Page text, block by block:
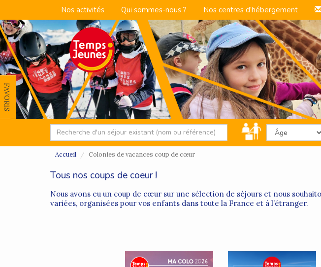
Nos activités Qui sommes-nous ? Nos centres d’hébergement
FAVORIS
Accueil Colonies de vacances coup de cœur
Tous nos coups de coeur !
Nous avons eu un coup de cœur sur une sélection de séjours et nous
variées, organisées pour vos enfants dans toute la France et à l’étranger.